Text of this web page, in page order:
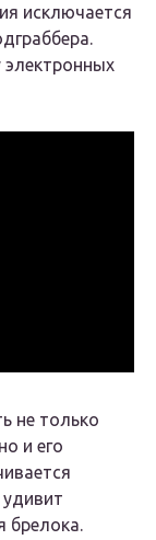
исключается
электронных
не только
и его
брелока.